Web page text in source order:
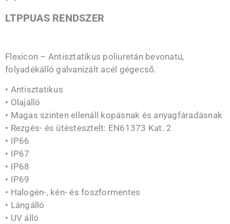
LTPPUAS RENDSZER
Flexicon – Antisztatikus poliuretán bevonatú,
folyadékálló galvanizált acél gégecső.
• Antisztatikus
• Olajálló
• Magas szinten ellenáll kopásnak és anyagfáradásnak
• Rezgés- és ütéstesztelt: EN61373 Kat. 2
• IP66
• IP67
• IP68
• IP69
• Halogén-, kén- és foszformentes
• Lángálló
• UV álló